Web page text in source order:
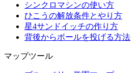
シンクロマシンの使い方
ひこうの解放条件とやり方
星4サンドイッチの作り方
背後からボールを投げる方法
マップツール